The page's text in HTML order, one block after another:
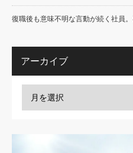
復職後も意味不明な言動が続く社員
アーカイブ